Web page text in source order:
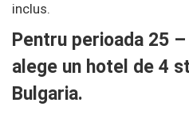
inclus.
Pentru perioada 25
alege un hotel de 4
Bulgaria.